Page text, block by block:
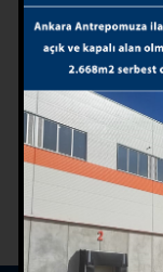
PAYLAŞ: